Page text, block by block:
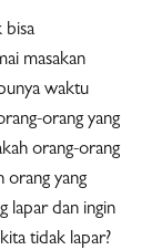
bisa
masakan
waktu
orang yang
orang-orang
orang yang
lapar dan ingin
tidak lapar?